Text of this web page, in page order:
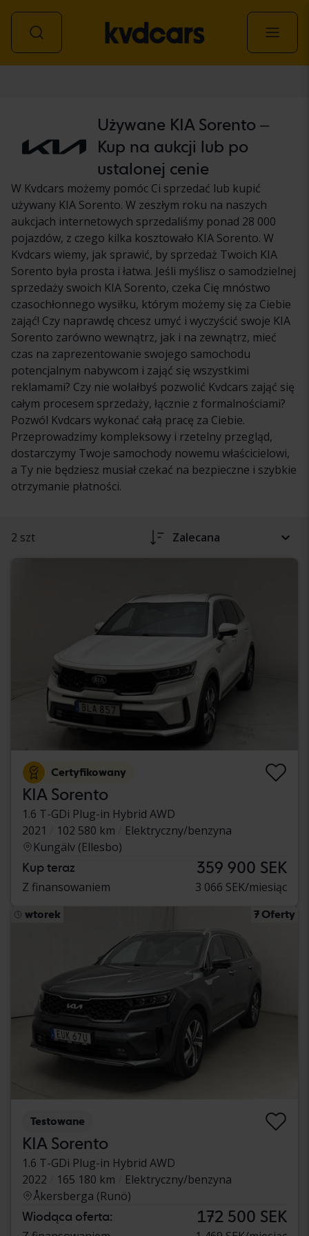
Używane KIA Sorento –
Kup na aukcji lub po
ustalonej cenie
W Kvdcars możemy pomóc Ci sprzedać lub kupić
używany KIA Sorento. W zeszłym roku na naszych
aukcjach internetowych sprzedaliśmy ponad 28 000
pojazdów, z czego kilka kosztowało KIA Sorento. W
Kvdcars wiemy, jak sprawić, by sprzedaż Twoich KIA
Sorento była prosta i łatwa. Jeśli myślisz o samodzielnej
sprzedaży swoich KIA Sorento, czeka Cię mnóstwo
czasochłonnego wysiłku, którym możemy się za Ciebie
zająć! Czy naprawdę chcesz umyć i wyczyścić swoje KIA
Sorento zarówno wewnątrz, jak i na zewnątrz, mieć
czas na zaprezentowanie swojego samochodu
potencjalnym nabywcom i zająć się wszystkimi
reklamami? Czy nie wolałbyś pozwolić Kvdcars zająć się
całym procesem sprzedaży, łącznie z formalnościami?
Pozwól Kvdcars wykonać całą pracę za Ciebie.
Przeprowadzimy kompleksowy i rzetelny przegląd,
dostarczymy Twoje samochody nowemu właścicielowi,
a Ty nie będziesz musiał czekać na bezpieczne i szybkie
otrzymanie płatności.
2 szt Zalecana
Certyfikowany
KIA Sorento
1.6 T-GDi Plug-in Hybrid AWD
2021
102 580 km
Elektryczny/benzyna
Kungälv (Ellesbo)
Kup teraz 359 900 SEK
Z finansowaniem 3 066 SEK/miesiąc
wtorek 7 Oferty
Testowane
KIA Sorento
1.6 T-GDi Plug-in Hybrid AWD
2022
165 180 km
Elektryczny/benzyna
Åkersberga (Runö)
Wiodąca oferta: 172 500 SEK